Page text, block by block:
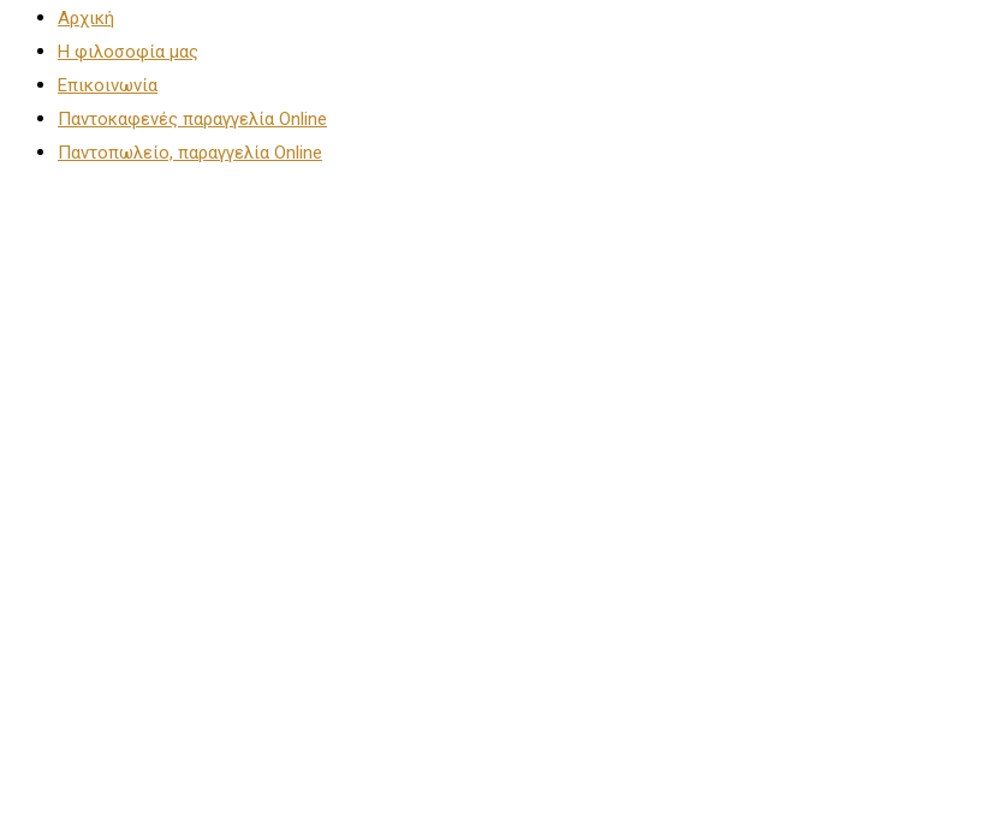
Αρχική
Η φιλοσοφία μας
Επικοινωνία
Παντοκαφενές παραγγελία Online
Παντοπωλείο, παραγγελία Online